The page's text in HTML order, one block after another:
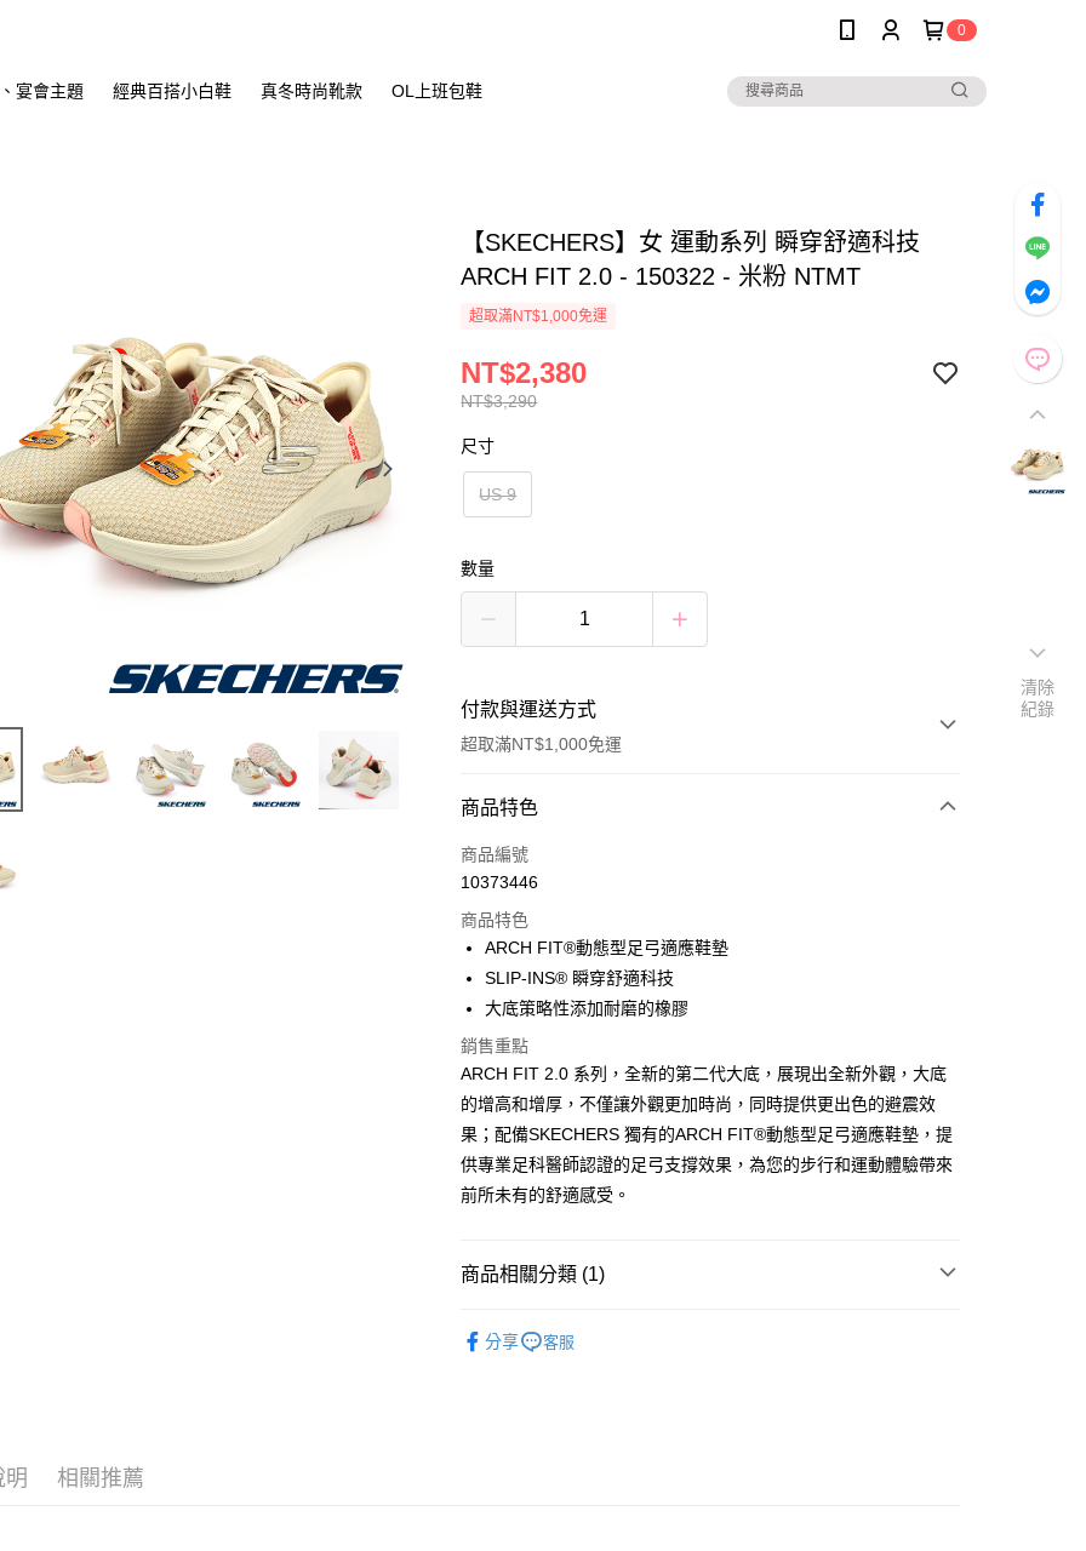
0
宴會主題 經典百搭小白鞋 真冬時尚靴款 OL上班包鞋
【SKECHERS】女 運動系列 瞬穿舒適科技
ARCH FIT 2.0 - 150322 - 米粉 NTMT
超取滿NT$1,000免運
NT$3,290
NT$2,380
尺寸
US 9
數量
付款與運送方式
超取滿NT$1,000免運
付款方式
信用卡一次付款
運送方式
全家取貨付款
每筆NT$60，滿NT$1,000(含以上)免運費
7-11取貨付款
每筆NT$60，滿NT$1,000(含以上)免運費
宅配
每筆NT$80，滿NT$1,000(含以上)免運費
商品特色
商品編號
10373446
商品特色
ARCH FIT®動態型足弓適應鞋墊
SLIP-INS® 瞬穿舒適科技
大底策略性添加耐磨的橡膠
銷售重點
ARCH FIT 2.0 系列，全新的第二代大底，展現出全新外觀，大底
的增高和增厚，不僅讓外觀更加時尚，同時提供更出色的避震效
果；配備SKECHERS 獨有的ARCH FIT®動態型足弓適應鞋墊，提
供專業足科醫師認證的足弓支撐效果，為您的步行和運動體驗帶來
前所未有的舒適感受。
商品相關分類 (1)
分享
客服
明 相關推薦
清除
紀錄